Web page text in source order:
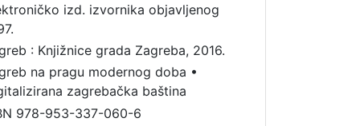
izd. izvornika objavljenog
: Knjižnice grada Zagreba, 2016.
na pragu modernog doba •
zagrebačka baština
978-953-337-060-6